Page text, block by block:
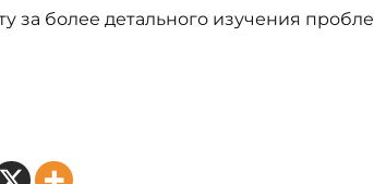
за более детального изучения